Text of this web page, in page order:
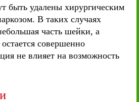
быть удалены хирургическим
В таких случаях
часть шейки, а
совершенно
не влияет на возможность